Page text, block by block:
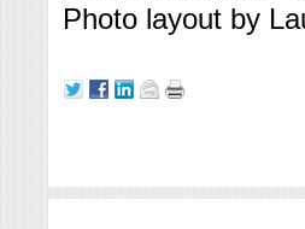
Photo layout by